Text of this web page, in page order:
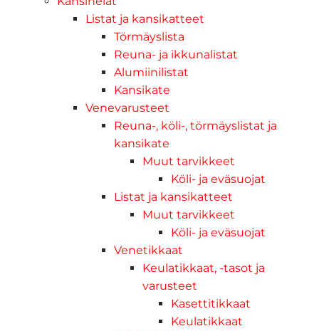
Listat ja kansikatteet
Törmäyslista
Reuna- ja ikkunalistat
Alumiinilistat
Kansikate
Venevarusteet
Reuna-, köli-, törmäyslistat ja
kansikate
Muut tarvikkeet
Köli- ja eväsuojat
Listat ja kansikatteet
Muut tarvikkeet
Köli- ja eväsuojat
Venetikkaat
Keulatikkaat, -tasot ja
varusteet
Kasettitikkaat
Keulatikkaat